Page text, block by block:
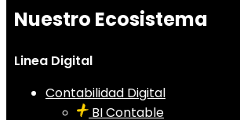
Nuestro Ecosistema
Linea Digital
Contabilidad Digital
BI Contable